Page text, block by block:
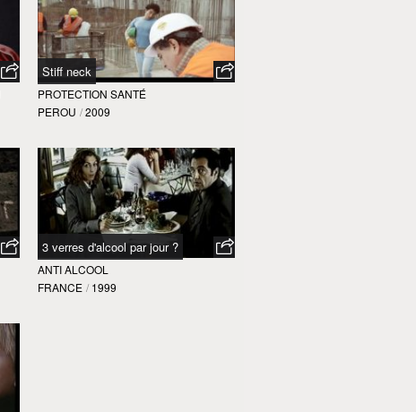
Stiff neck
PROTECTION SANTÉ
PEROU / 2009
3 verres d'alcool par jour ?
ANTI ALCOOL
FRANCE / 1999